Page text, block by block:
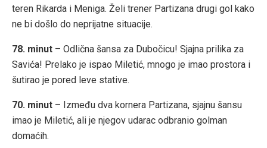
teren Rikarda i Meniga. Želi trener Partizana drugi gol kako
ne bi došlo do neprijatne situacije.
78. minut – Odlična šansa za Dubočicu! Sjajna prilika za
Savića! Prelako je ispao Miletić, mnogo je imao prostora i
šutirao je pored leve stative.
70. minut – Između dva kornera Partizana, sjajnu šansu
imao je Miletić, ali je njegov udarac odbranio golman
domaćih.